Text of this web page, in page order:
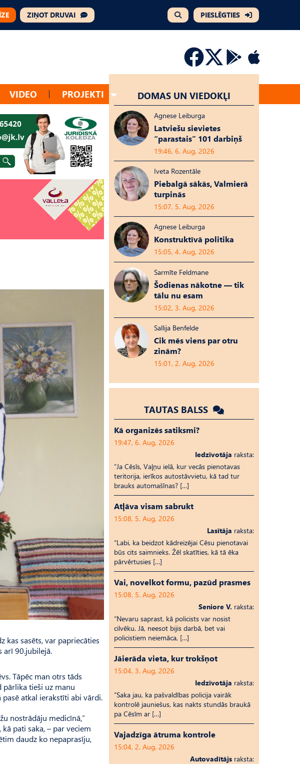
ZIŅOT DRUVAI PIESLĒGTIES
VIDEO PROJEKTI
kas sasēts, var papriecāties
arī 90.jubilejā.
Tāpēc man otrs tāds
pārlika tieši uz manu
atkal ierakstīti abi vārdi.
nostrādāju medicīnā,”
pati saka, – par veciem
daudz ko nepaprasīju,
DOMAS UN VIEDOKĻI
Agnese Leiburga
Latviešu sievietes
“parastais” 101 darbiņš
19:46, 6. Aug, 2026
Iveta Rozentāle
Piebalgā sākās, Valmierā
turpinās
15:07, 5. Aug, 2026
Agnese Leiburga
Konstruktīvā politika
15:05, 4. Aug, 2026
Sarmīte Feldmane
Šodienas nākotne — tik
tālu nu esam
15:02, 3. Aug, 2026
Sallija Benfelde
Cik mēs viens par otru
zinām?
15:01, 2. Aug, 2026
TAUTAS BALSS
Kā organizēs satiksmi?
19:47, 6. Aug, 2026
Iedzīvotāja raksta:
“Ja Cēsīs, Vaļņu ielā, kur vecās pienotavas
teritorija, ierīkos autostāvvietu, kā tad tur
brauks automašīnas? […]
Atļāva visam sabrukt
15:08, 5. Aug, 2026
Lasītāja raksta:
“Labi, ka beidzot kādreizējai Cēsu pienotavai
būs cits saimnieks. Žēl skatīties, kā tā ēka
pārvērtusies […]
Vai, novelkot formu, pazūd prasmes
15:08, 5. Aug, 2026
Seniore V. raksta:
“Nevaru saprast, kā policists var nosist
cilvēku. Jā, neesot bijis darbā, bet vai
policistiem neiemāca, […]
Jāierāda vieta, kur trokšņot
15:04, 3. Aug, 2026
Iedzīvotāja raksta:
“Saka jau, ka pašvaldības policija vairāk
kontrolē jauniešus, kas nakts stundās braukā
pa Cēsīm ar […]
Vajadzīga ātruma kontrole
15:04, 2. Aug, 2026
Autovadītājs raksta: